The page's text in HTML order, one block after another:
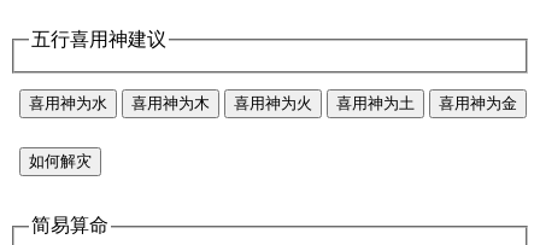
五行喜用神建议
喜用神为水 喜用神为木 喜用神为火 喜用神为土 喜用神为金
如何解灾
简易算命